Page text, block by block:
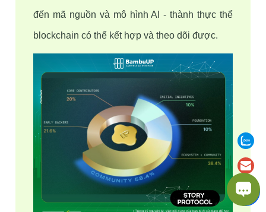
đến mã nguồn và mô hình AI - thành thực thể
blockchain có thể kết hợp và theo dõi được.